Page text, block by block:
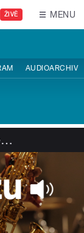
ŽIVĚ MENU
AUDIOARCHIV
…